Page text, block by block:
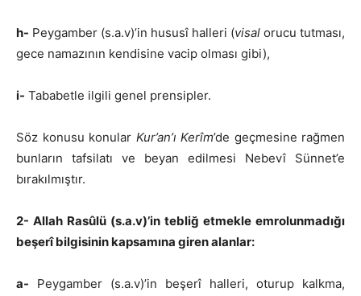
h- Peygamber (s.a.v)’in hususî halleri (visal orucu tutması,
gece namazının kendisine vacip olması gibi),
i- Tababetle ilgili genel prensipler.
Söz konusu konular Kur’an’ı Kerîm’de geçmesine rağmen
bunların tafsilatı ve beyan edilmesi Nebevî Sünnet’e
bırakılmıştır.
2- Allah Rasûlü (s.a.v)’in tebliğ etmekle emrolunmadığı
beşerî bilgisinin kapsamına giren alanlar:
a- Peygamber (s.a.v)’in beşerî halleri, oturup kalkma,